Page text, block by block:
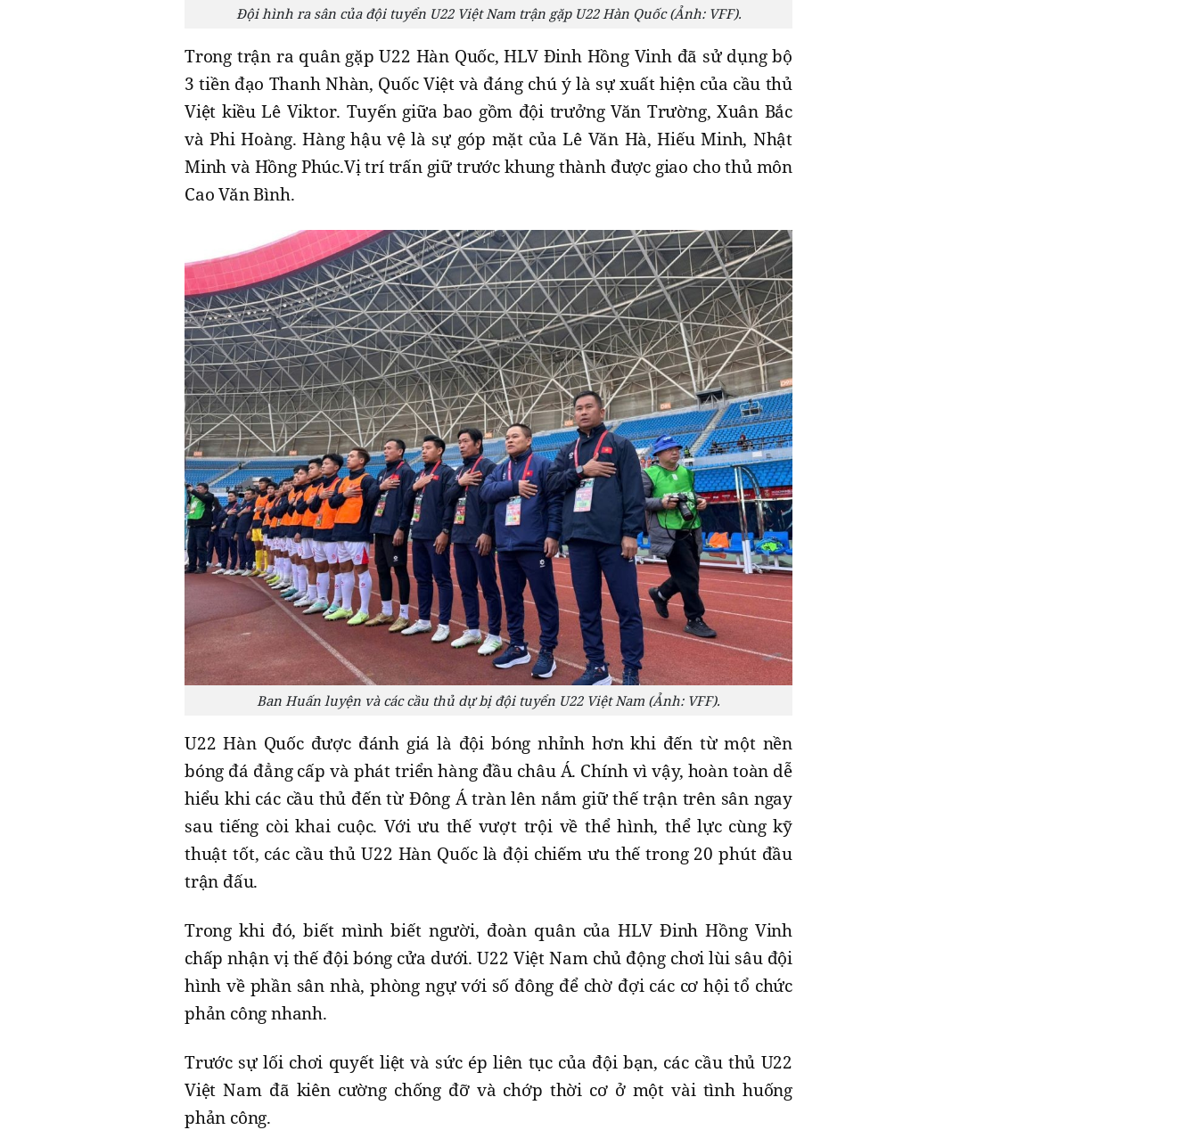
Đội hình ra sân của đội tuyển U22 Việt Nam trận gặp U22 Hàn Quốc (Ảnh: VFF).
Trong trận ra quân gặp U22 Hàn Quốc, HLV Đinh Hồng Vinh đã sử dụng bộ
3 tiền đạo Thanh Nhàn, Quốc Việt và đáng chú ý là sự xuất hiện của cầu thủ
Việt kiều Lê Viktor. Tuyến giữa bao gồm đội trưởng Văn Trường, Xuân Bắc
và Phi Hoàng. Hàng hậu vệ là sự góp mặt của Lê Văn Hà, Hiếu Minh, Nhật
Minh và Hồng Phúc.Vị trí trấn giữ trước khung thành được giao cho thủ môn
Cao Văn Bình.
Ban Huấn luyện và các cầu thủ dự bị đội tuyển U22 Việt Nam (Ảnh: VFF).
U22 Hàn Quốc được đánh giá là đội bóng nhỉnh hơn khi đến từ một nền
bóng đá đẳng cấp và phát triển hàng đầu châu Á. Chính vì vậy, hoàn toàn dễ
hiểu khi các cầu thủ đến từ Đông Á tràn lên nắm giữ thế trận trên sân ngay
sau tiếng còi khai cuộc. Với ưu thế vượt trội về thể hình, thể lực cùng kỹ
thuật tốt, các cầu thủ U22 Hàn Quốc là đội chiếm ưu thế trong 20 phút đầu
trận đấu.
Trong khi đó, biết mình biết người, đoàn quân của HLV Đinh Hồng Vinh
chấp nhận vị thế đội bóng cửa dưới. U22 Việt Nam chủ động chơi lùi sâu đội
hình về phần sân nhà, phòng ngự với số đông để chờ đợi các cơ hội tổ chức
phản công nhanh.
Trước sự lối chơi quyết liệt và sức ép liên tục của đội bạn, các cầu thủ U22
Việt Nam đã kiên cường chống đỡ và chớp thời cơ ở một vài tình huống
phản công.